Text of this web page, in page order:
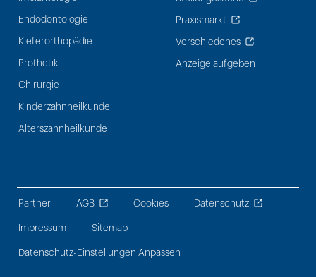
Endodontologie
Kieferorthopädie
Prothetik
Chirurgie
Kinderzahnheilkunde
Alterszahnheilkunde
Praxismarkt
Verschiedenes
Anzeige aufgeben
Partner AGB Cookies Datenschutz
Impressum Sitemap
Datenschutz-Einstellungen Anpassen